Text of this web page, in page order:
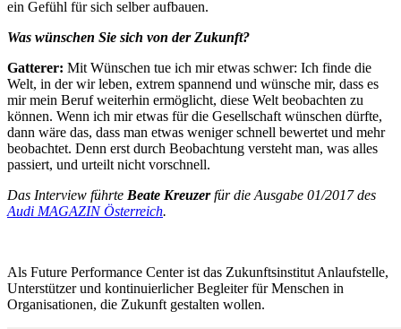
ein Gefühl für sich selber aufbauen.
Was wünschen Sie sich von der Zukunft?
Gatterer: Mit Wünschen tue ich mir etwas schwer: Ich finde die
Welt, in der wir leben, extrem spannend und wünsche mir, dass es
mir mein Beruf weiterhin ermöglicht, diese Welt beobachten zu
können. Wenn ich mir etwas für die Gesellschaft wünschen dürfte,
dann wäre das, dass man etwas weniger schnell bewertet und mehr
beobachtet. Denn erst durch Beobachtung versteht man, was alles
passiert, und urteilt nicht vorschnell.
Das Interview führte Beate Kreuzerfür die Ausgabe 01/2017 des
Audi MAGAZIN Österreich.
Als Future Performance Center ist das Zukunftsinstitut Anlaufstelle,
Unterstützer und kontinuierlicher Begleiter für Menschen in
Organisationen, die Zukunft gestalten wollen.